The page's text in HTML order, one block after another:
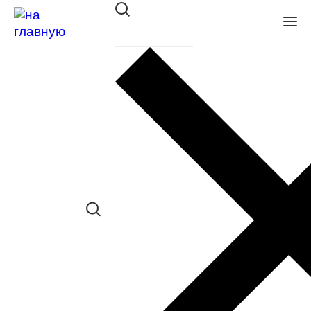
Оправа St. Louise SR 3256 C03
в наличии (До 5 шт.) *наличие товара в
конкретном салоне необходимо
Сравнить товар